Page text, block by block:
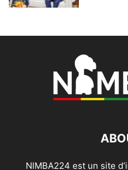
NIMBA224 est un site